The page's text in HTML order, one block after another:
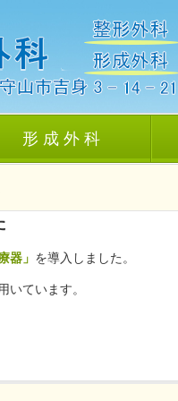
形 成 外 科
器」 を導入しました。
いています。